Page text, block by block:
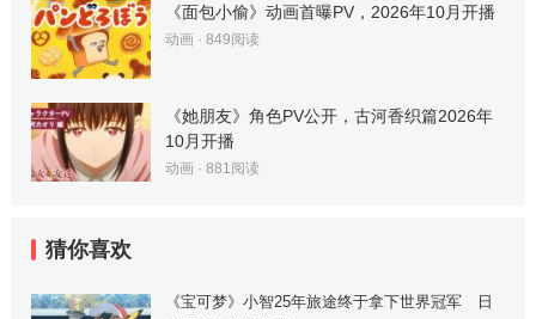
《面包小偷》动画首曝PV，2026年10月开播
动画· 849阅读
《她朋友》角色PV公开，古河香织篇2026年
10月开播
动画· 881 阅读
猜你喜欢
《宝可梦》小智25年旅途终于拿下世界冠军 日